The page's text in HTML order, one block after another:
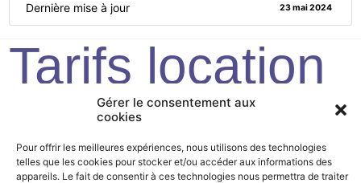
Gérer le consentement aux
cookies
Pour offrir les meilleures expériences, nous utilisons des technologies
telles que les cookies pour stocker et/ou accéder aux informations des
appareils. Le fait de consentir à ces technologies nous permettra de traiter
Dernière mise à jour 23 mai 2024
Tarifs location
vélos
électriques